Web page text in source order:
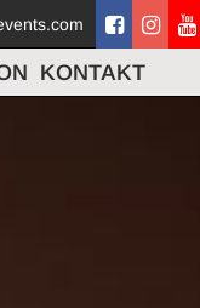
KONTAKT